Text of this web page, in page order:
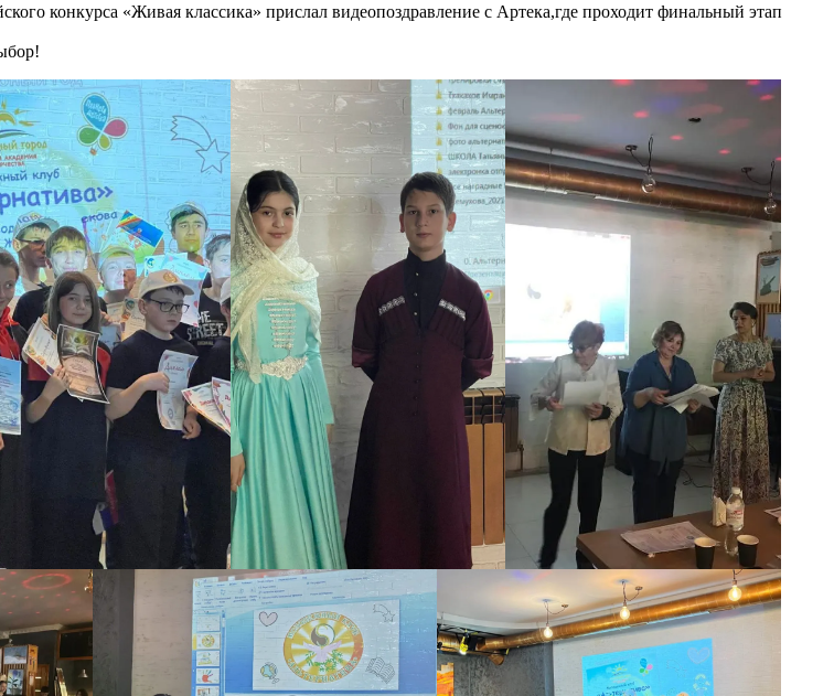
конкурса «Живая классика» прислал видеопоздравление с Артека,где проходит финальный этап